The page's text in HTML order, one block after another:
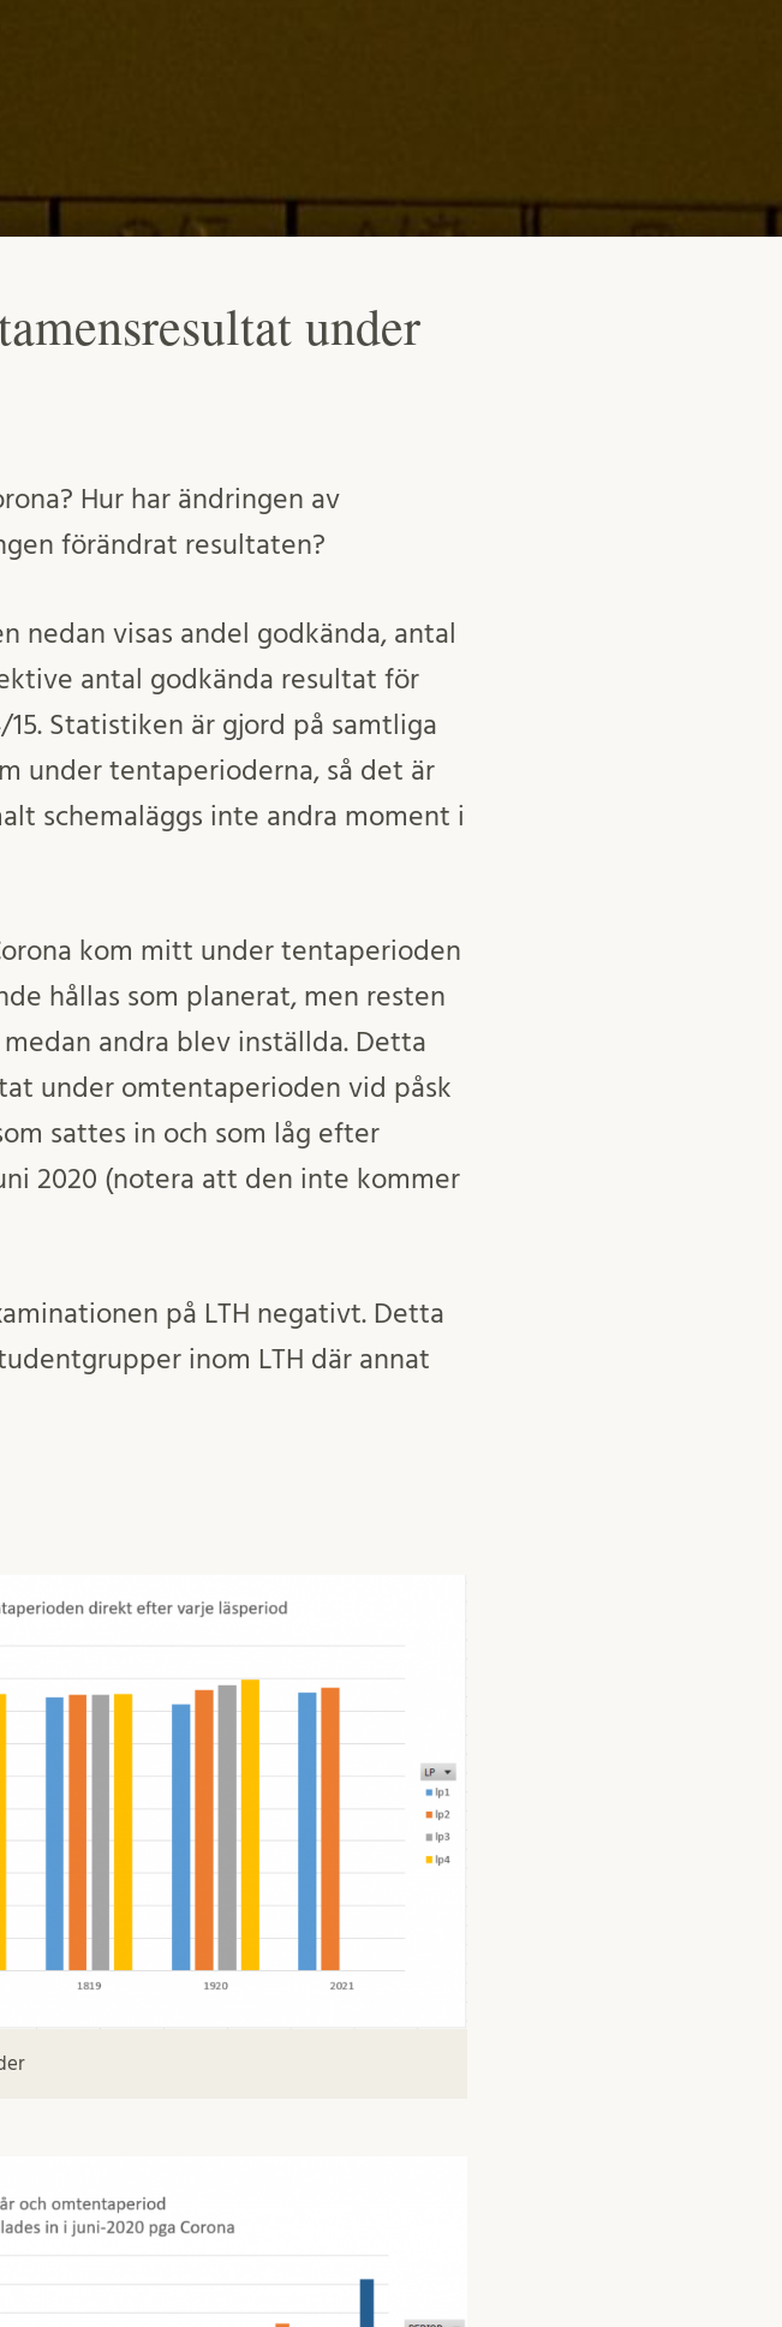
under
Hur har ändringen av
förändrat resultaten?
nedan visas andel godkända, antal
antal godkända resultat för
Statistiken är gjord på samtliga
under tentaperioderna, så det är
schemaläggs inte andra moment i
kom mitt under tentaperioden
hållas som planerat, men resten
andra blev inställda. Detta
under omtentaperioden vid påsk
sattes in och som låg efter
2020 (notera att den inte kommer
på LTH negativt. Detta
inom LTH där annat